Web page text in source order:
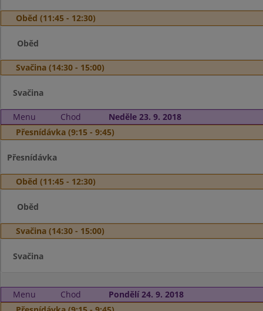
Oběd (11:45 - 12:30)
Oběd
Svačina (14:30 - 15:00)
Svačina
Menu Chod
Neděle 23. 9. 2018
Přesnídávka (9:15 - 9:45)
Přesnídávka
Oběd (11:45 - 12:30)
Oběd
Svačina (14:30 - 15:00)
Svačina
Menu Chod
Pondělí 24. 9. 2018